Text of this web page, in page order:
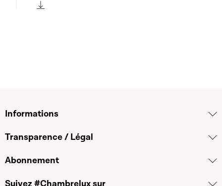
Informations
Transparence / Légal
Abonnement